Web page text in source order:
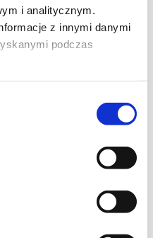
i analitycznym.
z innymi danymi
podczas
wizualizacji 3D i
wyższy poziom!